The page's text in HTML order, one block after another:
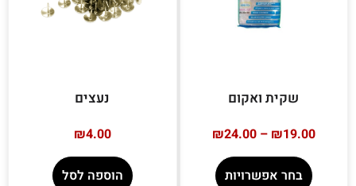
שקית ואקום
₪19.00
–
₪24.00
בחר אפשרויות
נעצים
₪4.00
הוספה לסל